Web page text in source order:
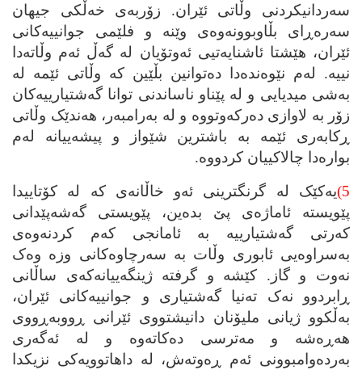
سه‌ردانیکردنی وڵاتی ئێران. زۆربه‌ی خه‌ڵکی جیهان
سه‌ره‌ڕای بڵاوبوونه‌وه‌ی وێنه‌ و فلێمی جوانییه‌کانی
ئێران، هێشتا ئاشنایه‌تیی ئه‌وتۆیان له‌ گه‌ڵ ئه‌م وڵاته‌دا
نییه‌. له‌م نێوه‌نده‌دا ده‌توانین بڵێین که‌ وڵاتی ئێمه‌ له‌
به‌شی میدیایی و له‌ پێناو ناساندنی توانا گه‌شتیارییه‌کان
زۆر به‌ لاوازی ده‌رکه‌وتووه‌ و له‌ به‌رامبه‌ر، هه‌ندێک وڵاتی
ڕکابه‌ری ئێمه‌ به‌ باشترین شێواز و پیشه‌ییانه‌ له‌م
بواره‌دا چالاکییان کردووه‌.
5) یه‌کێک له‌ گرنگترینی ئه‌و خاڵانه‌ی که‌ له‌ کۆتاییدا
پێویسته‌ ئاماژه‌ی پێ بده‌ین، پێویستی گه‌شه‌پێدانی
که‌رتی گه‌شتیارییه‌ به‌ ئامانجی که‌م کردنه‌وه‌ی
به‌سراوه‌یی ئابوری وڵات به‌ سه‌رچاوه‌کانی وزه‌ وه‌ک
نه‌وت و گاز. کێشه‌ و گرفته‌ ژینگه‌ییانه‌که‌ی ساڵانی
ڕابردوو نه‌ک ته‌نیا گه‌شتیاری و جوانییه‌کانی ئێران،
به‌ڵکوو ژیانی ملیۆنان دانیشتووی ئێرانی ڕووبه‌ڕووی
هه‌ڕه‌شه‌ و مه‌ترسی ده‌کاته‌وه‌ و له‌ ئه‌گه‌ری
به‌رده‌وامبوونی ئه‌م ڕه‌وته‌ش، له‌ داهاتوویه‌کی نزیکدا